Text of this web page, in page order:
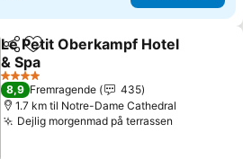
Del Føj til favoritter
Le Petit Oberkampf Hotel
& Spa
4 Stjerner
8,9 Fremragende
435
1.7 km til Notre-Dame Cathedral
Dejlig morgenmad på terrassen